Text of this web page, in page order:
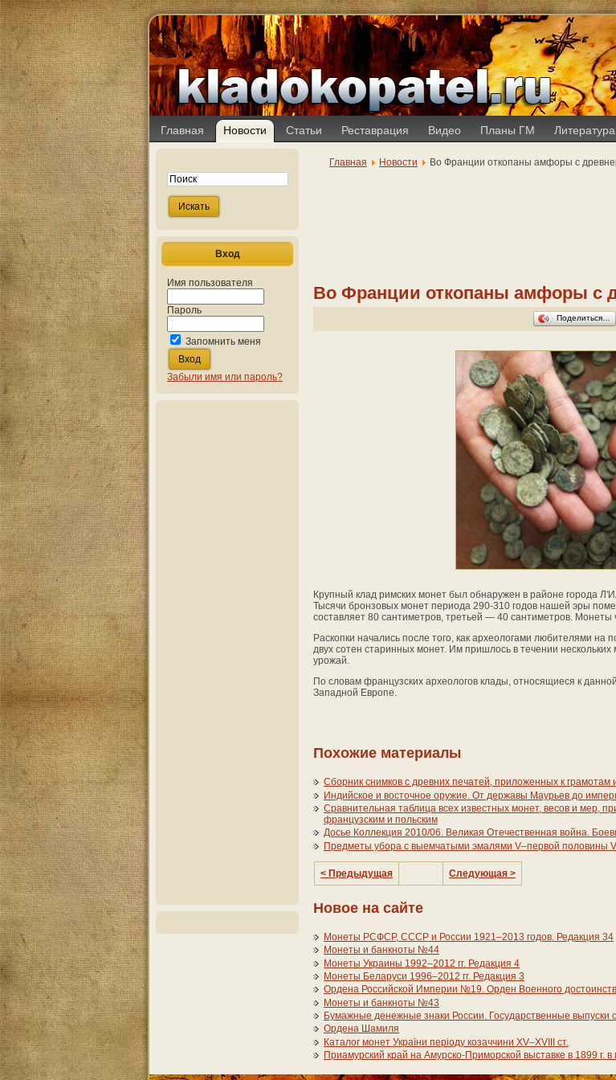
Главная Новости Статьи Реставрация Видео Планы ГМ Литература
Вход
Имя пользователя
Пароль
Запомнить меня
Забыли имя или пароль?
Главная Новости Во Франции откопаны амфоры с
Во Франции откопаны амфоры с
Поделиться…
Крупный клад римских монет был обнаружен в районе города
Тысячи бронзовых монет периода 290-310 годов нашей эры
составляет 80 сантиметров, третьей — 40 сантиметров.
Раскопки начались после того, как археологами любителями на
двух сотен старинных монет. Им пришлось в течении
урожай.
По словам французских археологов клады, относящиеся к
Западной Европе.
Похожие материалы
Сборник снимков с древних печатей, приложенных к грамотам
Индийское и восточное оружие. От державы Маурьев до
Сравнительная таблица всех известных монет, весов и мер,
французским и польским
Досье Коллекция 2010/06. Великая Отечественная война.
Предметы убора с выемчатыми эмалями V–первой половины
< Предыдущая Следующая >
Новое на сайте
Монеты РСФСР, СССР и России 1921–2013 годов. Редакция 34
Монеты и банкноты №44
Монеты Украины 1992–2012 гг. Редакция 4
Монеты Беларуси 1996–2012 гг. Редакция 3
Ордена Российской Империи №19. Орден Военного
Монеты и банкноты №43
Бумажные денежные знаки России. Государственные выпуски
Ордена Шамиля
Каталог монет України періоду козаччини XV–XVIII ст.
Приамурский край на Амурско-Приморской выставке в 1899 г. в